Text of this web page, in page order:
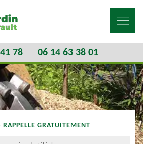
78 06 14 63 38 01
RAPPELLE GRATUITEMENT